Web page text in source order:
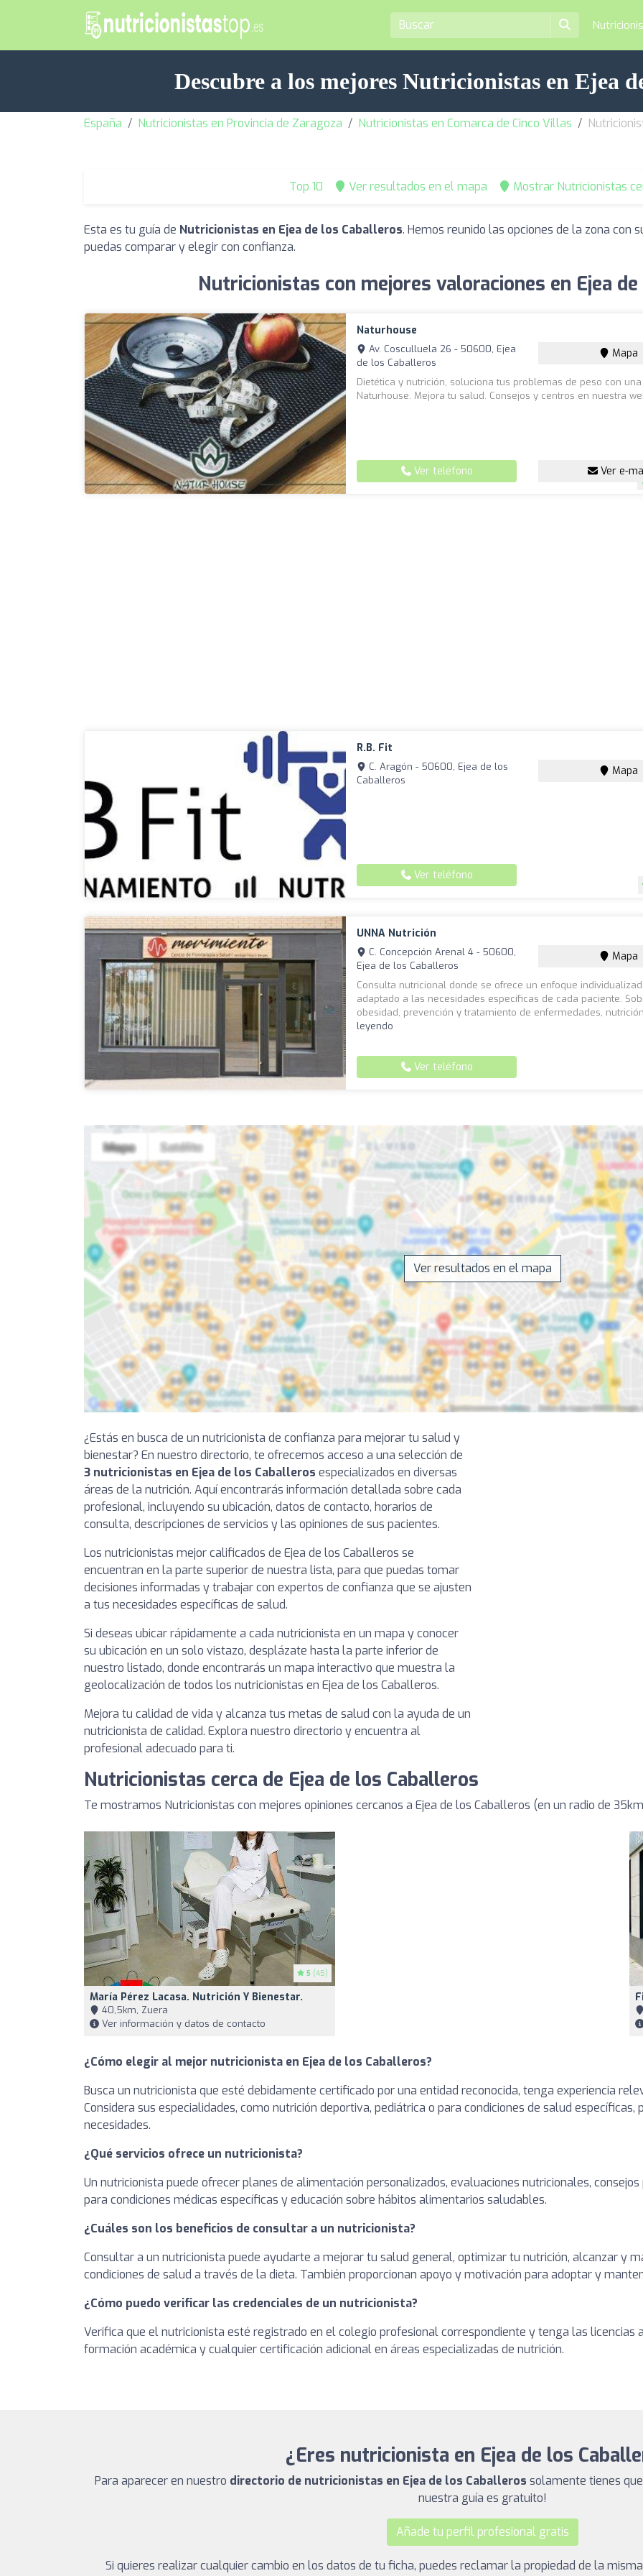
Descubre a los mejores Nutricionistas en Ejea
España Nutricionistas en Provincia de Zaragoza Nutricionistas en Comarca de Cinco Villas
Top 10 Ver resultados en el mapa Mostrar Nutricionistas
Esta es tu guía de Nutricionistas en Ejea de los Caballeros. Hemos reunido las opciones de la zona con
puedas comparar y elegir con confianza.
Nutricionistas con mejores valoraciones en Ejea
Naturhouse
Av. Cosculluela 26 - 50600, Ejea
de los Caballeros
Mapa
Dietética y nutrición, soluciona tus problemas de peso con
Naturhouse. Mejora tu salud. Consejos y centros en nuestra
Ver teléfono Ver e-
R.B. Fit
C. Aragón - 50600, Ejea de los
Caballeros
Mapa
Ver teléfono
UNNA Nutrición
C. Concepción Arenal 4 - 50600,
Ejea de los Caballeros
Mapa
Consulta nutricional donde se ofrece un enfoque
adaptado a las necesidades específicas de cada paciente.
obesidad, prevención y tratamiento de enfermedades,
leyendo
Ver teléfono
Ver resultados en el mapa
¿Estás en busca de un nutricionista de confianza para mejorar tu salud y
bienestar? En nuestro directorio, te ofrecemos acceso a una selección de
3 nutricionistas en Ejea de los Caballeros especializados en diversas
áreas de la nutrición. Aquí encontrarás información detallada sobre cada
profesional, incluyendo su ubicación, datos de contacto, horarios de
consulta, descripciones de servicios y las opiniones de sus pacientes.
Los nutricionistas mejor calificados de Ejea de los Caballeros se
encuentran en la parte superior de nuestra lista, para que puedas tomar
decisiones informadas y trabajar con expertos de confianza que se ajusten
a tus necesidades específicas de salud.
Si deseas ubicar rápidamente a cada nutricionista en un mapa y conocer
su ubicación en un solo vistazo, desplázate hasta la parte inferior de
nuestro listado, donde encontrarás un mapa interactivo que muestra la
geolocalización de todos los nutricionistas en Ejea de los Caballeros.
Mejora tu calidad de vida y alcanza tus metas de salud con la ayuda de un
nutricionista de calidad. Explora nuestro directorio y encuentra al
profesional adecuado para ti.
Nutricionistas cerca de Ejea de los Caballeros
Te mostramos Nutricionistas con mejores opiniones cercanos a Ejea de los Caballeros (en un radio de
5 (45)
María Pérez Lacasa. Nutrición Y Bienestar.
40,5km, Zuera
Ver información y datos de contacto
¿Cómo elegir al mejor nutricionista en Ejea de los Caballeros?
Busca un nutricionista que esté debidamente certificado por una entidad reconocida, tenga experiencia
Considera sus especialidades, como nutrición deportiva, pediátrica o para condiciones de salud
necesidades.
¿Qué servicios ofrece un nutricionista?
Un nutricionista puede ofrecer planes de alimentación personalizados, evaluaciones nutricionales,
para condiciones médicas específicas y educación sobre hábitos alimentarios saludables.
¿Cuáles son los beneficios de consultar a un nutricionista?
Consultar a un nutricionista puede ayudarte a mejorar tu salud general, optimizar tu nutrición, alcanzar y
condiciones de salud a través de la dieta. También proporcionan apoyo y motivación para adoptar y
¿Cómo puedo verificar las credenciales de un nutricionista?
Verifica que el nutricionista esté registrado en el colegio profesional correspondiente y tenga las licencias
formación académica y cualquier certificación adicional en áreas especializadas de nutrición.
¿Eres nutricionista en Ejea de los
Para aparecer en nuestro directorio de nutricionistas en Ejea de los Caballeros solamente tienes
nuestra guía es gratuito!
Añade tu perfil profesional gratis
Si quieres realizar cualquier cambio en los datos de tu ficha, puedes reclamar la propiedad de la